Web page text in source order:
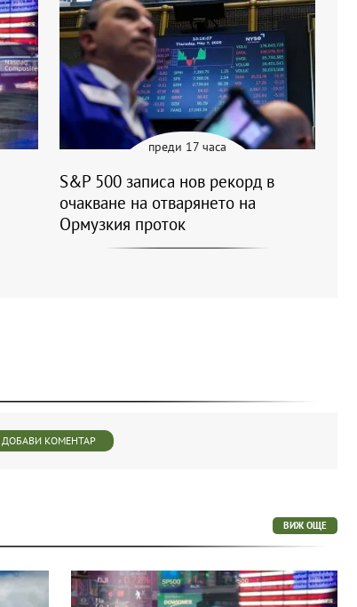
преди 17 часа
S&P 500 записа нов рекорд в
очакване на отварянето на
Ормузкия проток
ДОБАВИ КОМЕНТАР
ВИЖ ОЩЕ